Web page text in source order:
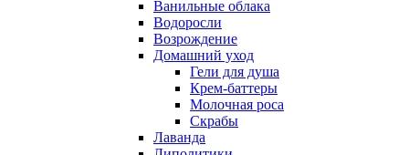
Ванильные облака
Водоросли
Возрождение
Домашний уход
Гели для душа
Крем-баттеры
Молочная роса
Скрабы
Лаванда